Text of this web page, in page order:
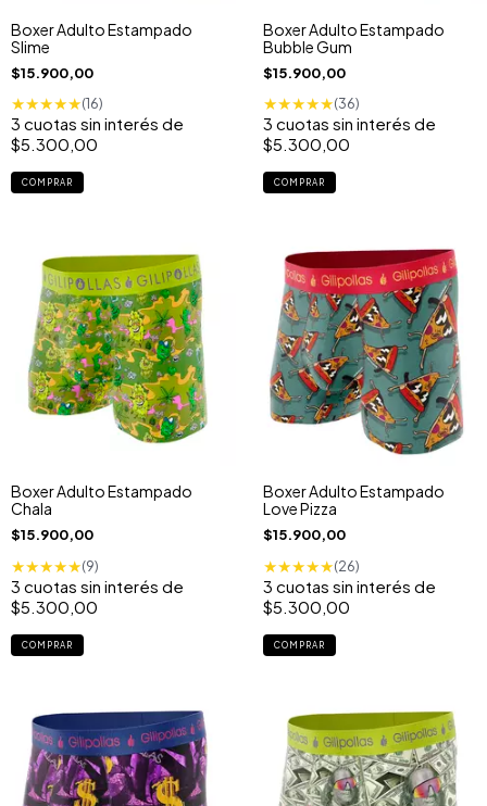
Boxer Adulto Estampado
Slime
$15.900,00
★★★★★(16)
3 cuotas sin interés de
$5.300,00
COMPRAR
Boxer Adulto Estampado
Bubble Gum
$15.900,00
★★★★★(36)
3 cuotas sin interés de
$5.300,00
COMPRAR
Boxer Adulto Estampado
Chala
$15.900,00
★★★★★(9)
3 cuotas sin interés de
$5.300,00
COMPRAR
Boxer Adulto Estampado
Love Pizza
$15.900,00
★★★★★(26)
3 cuotas sin interés de
$5.300,00
COMPRAR